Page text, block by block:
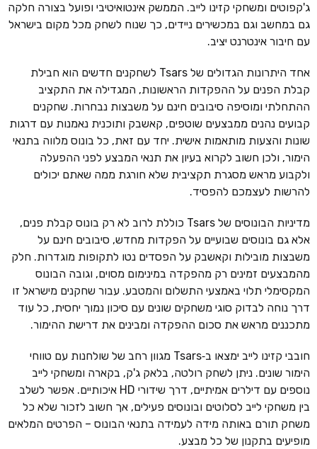
ג'קפוטים ומשחקי קזינו לייב. הממשק אינטואיטיבי ופועל בצורה חלקה
גם במחשב וגם במכשירים ניידים, כך שנוח לשחק מכל מקום בישראל
עם חיבור אינטרנט יציב.
אחד היתרונות הגדולים של Tsars לשחקנים חדשים הוא חבילת
קבלת הפנים על ההפקדות הראשונות, המגדילה את התקציב
ההתחלתי ומוסיפה סיבובים חינם על משבצות נבחרות. שחקנים
קבועים נהנים ממבצעים שוטפים, קאשבק ותוכנית נאמנות עם דרגות
שונות והצעות מותאמות אישית. יחד עם זאת, כל בונוס מלווה בתנאי
הימור, ולכן חשוב לקרוא בעיון את תנאי המבצע לפני ההפעלה
ולקבוע מראש מסגרת תקציבית שלא חורגת ממה שאתם יכולים
להרשות לעצמכם להפסיד.
מדיניות הבונוסים של Tsars כוללת לרוב לא רק בונוס קבלת פנים,
אלא גם בונוסים שבועיים על הפקדות מחדש, סיבובים חינם על
משבצות מובילות וקאשבק על הפסדים נטו לתקופות מוגדרות. חלק
מהמבצעים זמינים רק מהפקדה במינימום מסוים, וגובה הבונוס
המקסימלי תלוי באמצעי התשלום והמטבע. עבור שחקנים מישראל זו
דרך נוחה לבדוק סוגי משחקים שונים עם סיכון נמוך יחסית, כל עוד
מתכננים מראש את סכום ההפקדה ומבינים את דרישת ההימור.
חובבי קזינו לייב ימצאו ב‑Tsars מגוון רחב של שולחנות עם טווחי
הימור שונים. ניתן לשחק רולטה, בלאק ג'ק, בקארה ומשחקי לייב
נוספים עם דילרים אמיתיים, דרך שידורי HD איכותיים. אפשר לשלב
בין משחקי לייב לסלוטים ובונוסים פעילים, אך חשוב לזכור שלא כל
משחק תורם באותה מידה לעמידה בתנאי הבונוס – הפרטים המלאים
מופיעים בתקנון של כל מבצע.